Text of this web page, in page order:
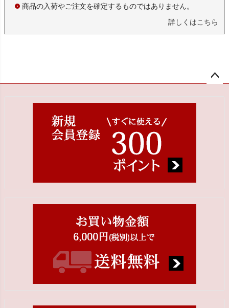
商品の入荷やご注文を確定するものではありません。
詳しくはこちら